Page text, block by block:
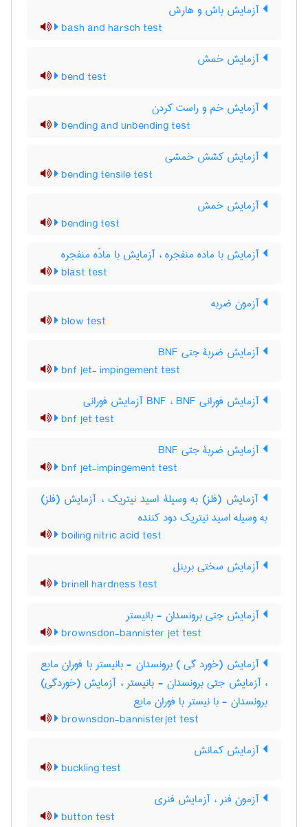
آزمایش باش و هارش
bash and harsch test
آزمایش خمش
bend test
آزمایش خم و راست کردن
bending and unbending test
آزمایش کشش خمشی
bending tensile test
آزمایش خمش
bending test
آزمایش با ماده منفجره ، آزمایش با مادّه منفجره
blast test
آزمون ضربه
blow test
آزمایش ضربۀ جتی BNF
bnf jet- impingement test
آزمایش فورانی BNF ، BNF آزمایش فورانی
bnf jet test
آزمایش ضربۀ جتی BNF
bnf jet-impingement test
آزمایش (فلز) به وسیلۀ اسید نیتریک ، آزمایش (فلز)
به وسیله اسید نیتریک دود کننده
boiling nitric acid test
آزمایش سختی برینل
brinell hardness test
آزمایش جتی برونسدان - بانیستر
brownsdon-bannister jet test
آزمایش (خورد گی ) برونسدان - بانیستر با فوران مایع
، آزمایش جتی برونسدان - بانیستر ، آزمایش (خوردگی)
برونسدان - با نیستر با فوران مایع
brownsdon-bannisterjet test
آزمایش کمانش
buckling test
آزمون فنر ، آزمایش فنری
button test